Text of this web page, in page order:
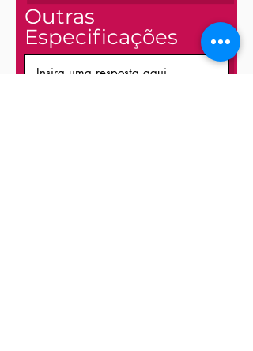
Outras
Especificações